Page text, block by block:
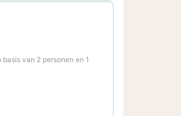
van 2 personen en 1